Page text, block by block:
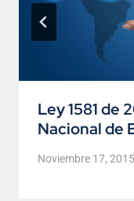
Ley 1581 de
Nacional de
Noviembre 17, 2015